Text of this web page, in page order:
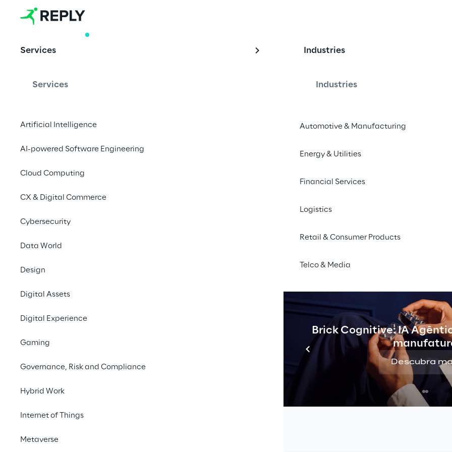
Services
Services
Artificial Intelligence
AI-powered Software Engineering
Cloud Computing
CX & Digital Commerce
Cybersecurity
Data World
Design
Digital Assets
Digital Experience
Gaming
Governance, Risk and Compliance
Hybrid Work
Internet of Things
Metaverse
Industries
Industries
Automotive & Manufacturing
Energy & Utilities
Financial Services
Logistics
Retail & Consumer Products
Telco & Media
Brick Cognitive: IA
Descubra
Soluções e tecnologias quânticas
acontecimentos
Graças à capacidade de
representam a única solução viável
possibilitando realizar cálculos em
computador normal exigiria cerca de
Enquanto o método computacional
binário, com o bit que reproduz
computação quântica explora as
permitindo novos métodos de
chamados " princípio de